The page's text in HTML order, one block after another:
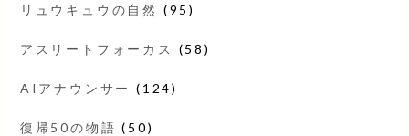
リュウキュウの自然 (95)
アスリートフォーカス (58)
AIアナウンサー (124)
復帰50の物語 (50)